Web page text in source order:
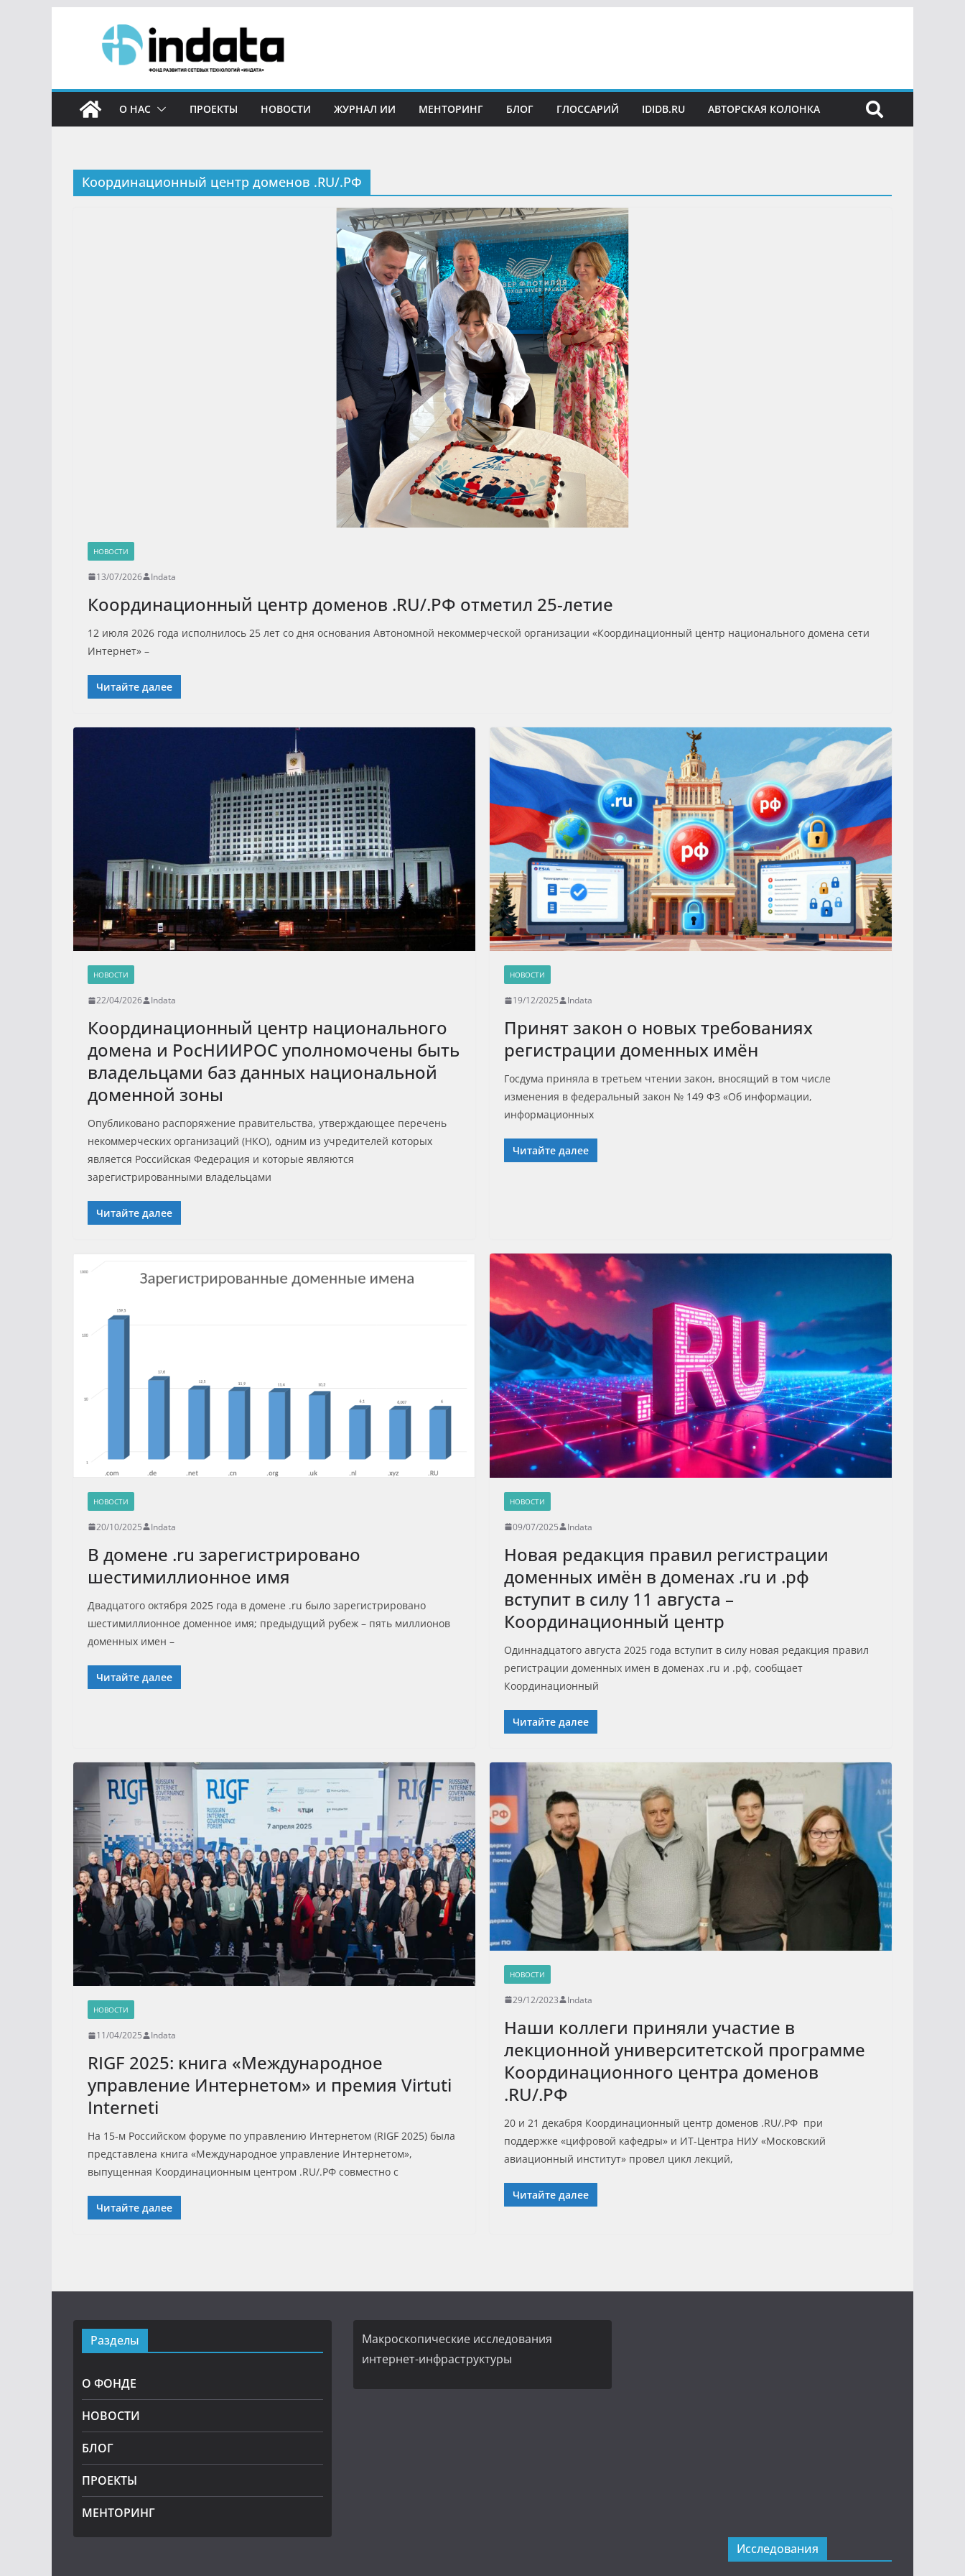
О НАС ПРОЕКТЫ НОВОСТИ ЖУРНАЛ ИИ МЕНТОРИНГ БЛОГ ГЛОССАРИЙ IDIDB.RU АВТОРСКАЯ КОЛОНКА
Координационный центр доменов .RU/.РФ
НОВОСТИ
13/07/2026 Indata
Координационный центр доменов .RU/.РФ отметил 25-летие
12 июля 2026 года исполнилось 25 лет со дня основания Автономной некоммерческой организации «Координационный центр национального домена сети
Интернет» –
Читайте далее
НОВОСТИ
22/04/2026 Indata
Координационный центр национального
домена и РосНИИРОС уполномочены быть
владельцами баз данных национальной
доменной зоны
Опубликовано распоряжение правительства, утверждающее перечень
некоммерческих организаций (НКО), одним из учредителей которых
является Российская Федерация и которые являются
зарегистрированными владельцами
Читайте далее
НОВОСТИ
19/12/2025 Indata
Принят закон о новых требованиях
регистрации доменных имён
Госдума приняла в третьем чтении закон, вносящий в том числе
изменения в федеральный закон № 149 ФЗ «Об информации,
информационных
Читайте далее
НОВОСТИ
20/10/2025 Indata
В домене .ru зарегистрировано
шестимиллионное имя
Двадцатого октября 2025 года в домене .ru было зарегистрировано
шестимиллионное доменное имя; предыдущий рубеж – пять миллионов
доменных имен –
Читайте далее
НОВОСТИ
09/07/2025 Indata
Новая редакция правил регистрации
доменных имён в доменах .ru и .рф
вступит в силу 11 августа –
Координационный центр
Одиннадцатого августа 2025 года вступит в силу новая редакция правил
регистрации доменных имен в доменах .ru и .рф, сообщает
Координационный
Читайте далее
НОВОСТИ
11/04/2025 Indata
RIGF 2025: книга «Международное
управление Интернетом» и премия Virtuti
Interneti
На 15-м Российском форуме по управлению Интернетом (RIGF 2025) была
представлена книга «Международное управление Интернетом»,
выпущенная Координационным центром .RU/.РФ совместно с
Читайте далее
НОВОСТИ
29/12/2023 Indata
Наши коллеги приняли участие в
лекционной университетской программе
Координационного центра доменов
.RU/.РФ
20 и 21 декабря Координационный центр доменов .RU/.РФ при
поддержке «цифровой кафедры» и ИТ-Центра НИУ «Московский
авиационный институт» провел цикл лекций,
Читайте далее
Разделы
О ФОНДЕ
НОВОСТИ
БЛОГ
ПРОЕКТЫ
МЕНТОРИНГ
Макроскопические исследования
интернет-инфраструктуры
Исследования